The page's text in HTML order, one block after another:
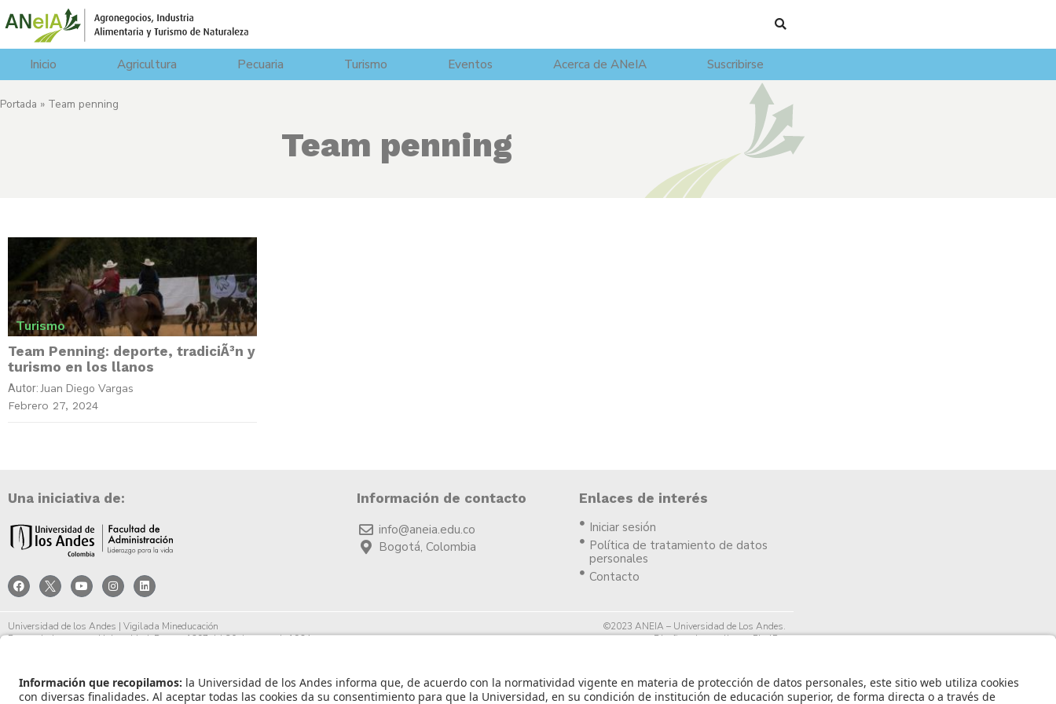
Inicio Agricultura Pecuaria Turismo Eventos Acerca de ANeIA Suscribirse
Portada » Team penning
Team penning
Turismo
Team Penning: deporte, tradiciÃ³n y
turismo en los llanos
Autor: Juan Diego Vargas
Febrero 27, 2024
Una iniciativa de:
Información de contacto
info@aneia.edu.co
Bogotá, Colombia
Enlaces de interés
Iniciar sesión
Política de tratamiento de datos
personales
Contacto
Universidad de los Andes | Vigilada Mineducación
Reconocimiento como Universidad: Decreto 1297 del 30 de mayo de 1964.
©2023 ANEIA – Universidad de Los Andes.
Diseño y desarrollo por PixelPro